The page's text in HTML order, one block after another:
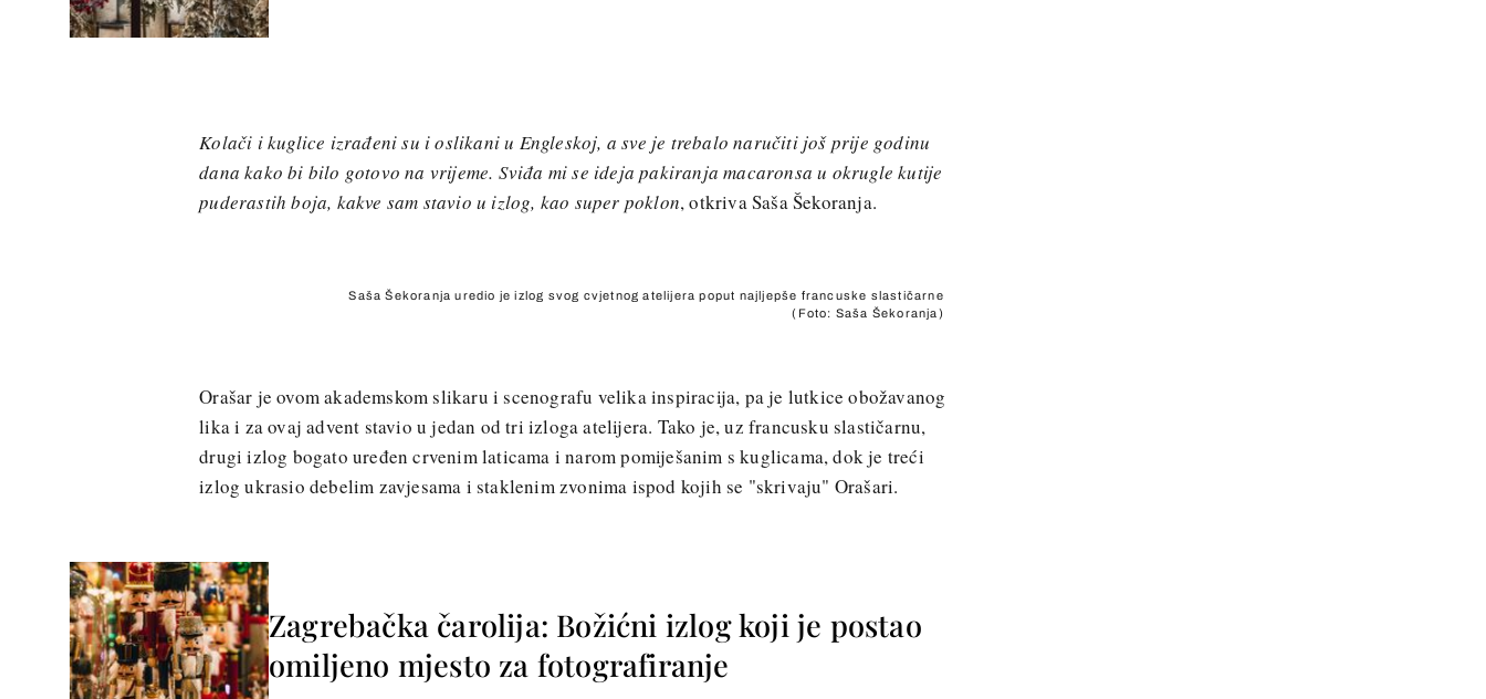
Kolači i kuglice izrađeni su i oslikani u Engleskoj, a sve je trebalo naručiti još prije godinu
dana kako bi bilo gotovo na vrijeme. Sviđa mi se ideja pakiranja macaronsa u okrugle kutije
puderastih boja, kakve sam stavio u izlog, kao super poklon, otkriva Saša Šekoranja.
Saša Šekoranja uredio je izlog svog cvjetnog atelijera poput najljepše francuske slastičarne
(Foto: Saša Šekoranja)
Orašar je ovom akademskom slikaru i scenografu velika inspiracija, pa je lutkice obožavanog
lika i za ovaj advent stavio u jedan od tri izloga atelijera. Tako je, uz francusku slastičarnu,
drugi izlog bogato uređen crvenim laticama i narom pomiješanim s kuglicama, dok je treći
izlog ukrasio debelim zavjesama i staklenim zvonima ispod kojih se "skrivaju" Orašari.
Zagrebačka čarolija: Božićni izlog koji je postao
omiljeno mjesto za fotografiranje